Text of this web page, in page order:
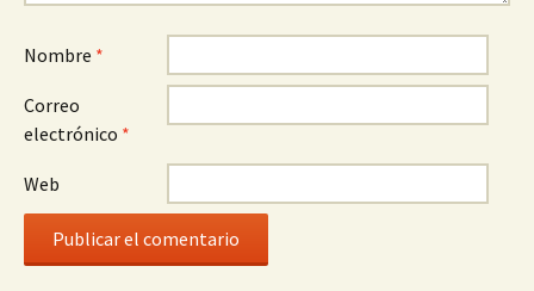
Nombre *
Correo
electrónico *
Web